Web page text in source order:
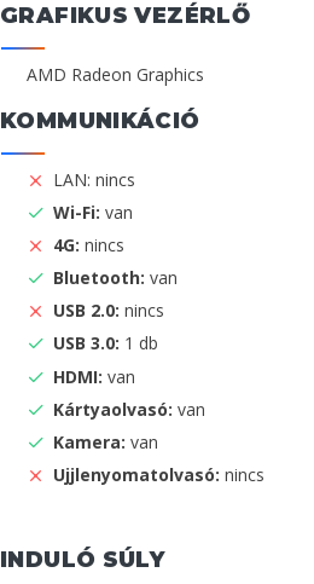
GRAFIKUS VEZÉRLŐ
AMD Radeon Graphics
KOMMUNIKÁCIÓ
LAN: nincs
Wi-Fi: van
4G: nincs
Bluetooth: van
USB 2.0: nincs
USB 3.0: 1 db
HDMI: van
Kártyaolvasó: van
Kamera: van
Ujjlenyomatolvasó: nincs
INDULÓ SÚLY